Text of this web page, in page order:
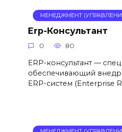
МЕНЕДЖМЕНТ
Erp-Консультант
0 80
ERP-консультант —
обеспечивающий
ERP-систем (Enterprise